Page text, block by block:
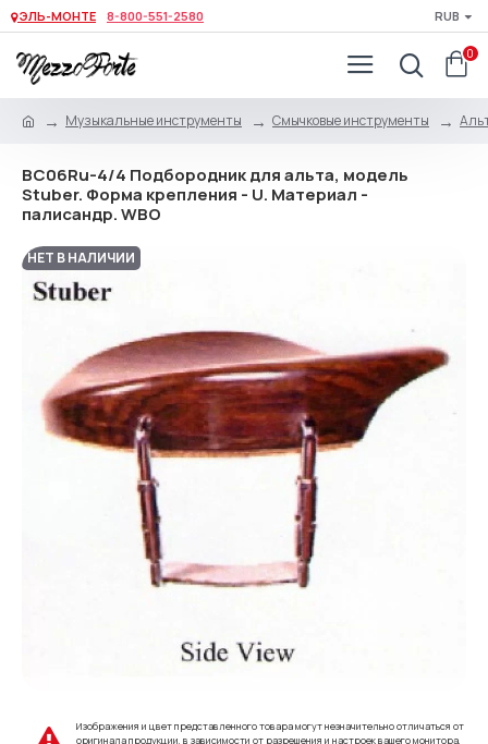
ЭЛЬ-МОНТЕ 8-800-551-2580 RUB
0
Музыкальные инструменты Смычковые инструменты
BC06Ru-4/4 Подбородник для альта, модель
Stuber. Форма крепления - U. Материал -
палисандр. WBO
НЕТ В НАЛИЧИИ
Изображения и цвет представленного товара могут незначительно отличаться от
оригинала продукции, в зависимости от разрешения и настроек вашего монитора,